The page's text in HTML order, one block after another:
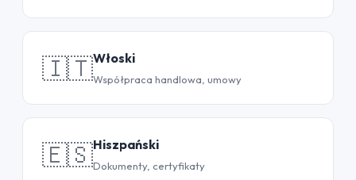
🇮🇹Włoski
Współpraca handlowa, umowy
🇪🇸Hiszpański
Dokumenty, certyfikaty